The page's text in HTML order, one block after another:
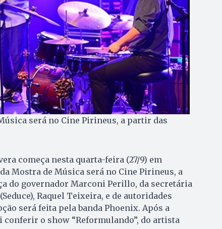
será no Cine Pirineus, a partir das
começa nesta quarta-feira (27/9) em
Mostra de Música será no Cine Pirineus, a
do governador Marconi Perillo, da secretária
Raquel Teixeira, e de autoridades
será feita pela banda Phoenix. Após a
o show “Reformulando”, do artista